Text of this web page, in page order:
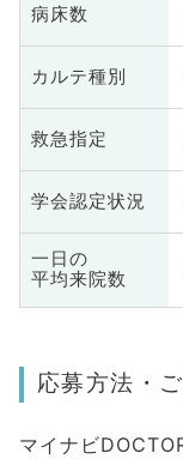
病床数
カルテ種別
救急指定
学会認定状況
一日の
平均来院数
応募方法・
マイナビ